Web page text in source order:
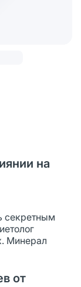
на
секретным
Минерал
от